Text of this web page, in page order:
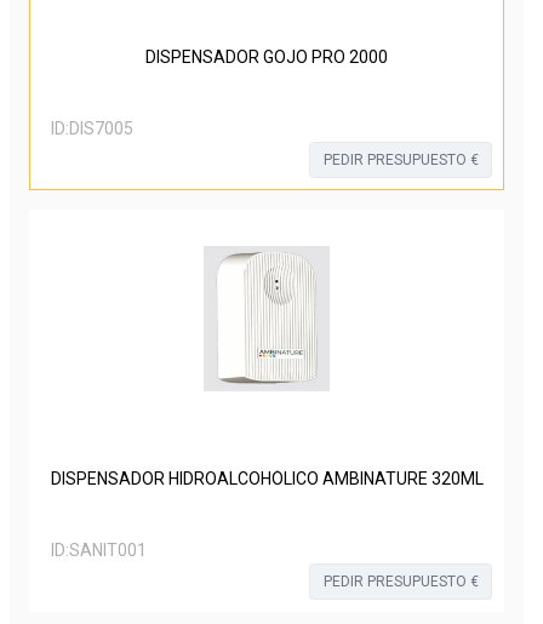
DISPENSADOR GOJO PRO 2000
ID:DIS7005
PEDIR PRESUPUESTO €
DISPENSADOR HIDROALCOHÓLICO AMBINATURE 320ML
ID:SANIT001
PEDIR PRESUPUESTO €